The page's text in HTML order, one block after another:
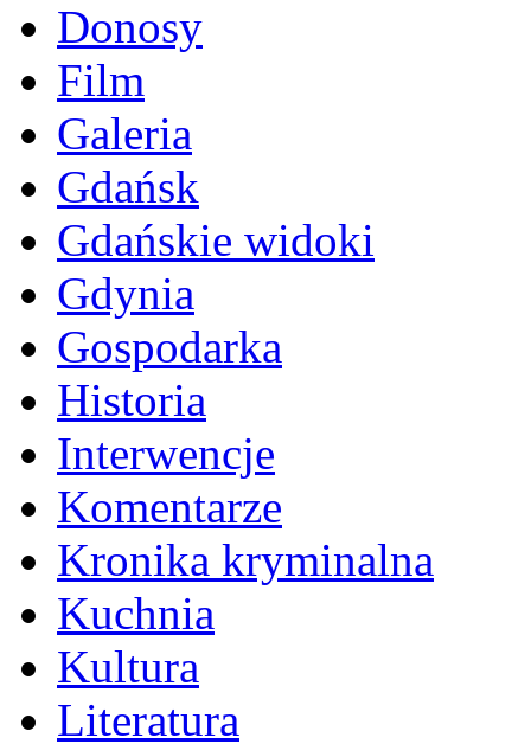
Donosy
Film
Galeria
Gdańsk
Gdańskie widoki
Gdynia
Gospodarka
Historia
Interwencje
Komentarze
Kronika kryminalna
Kuchnia
Kultura
Literatura